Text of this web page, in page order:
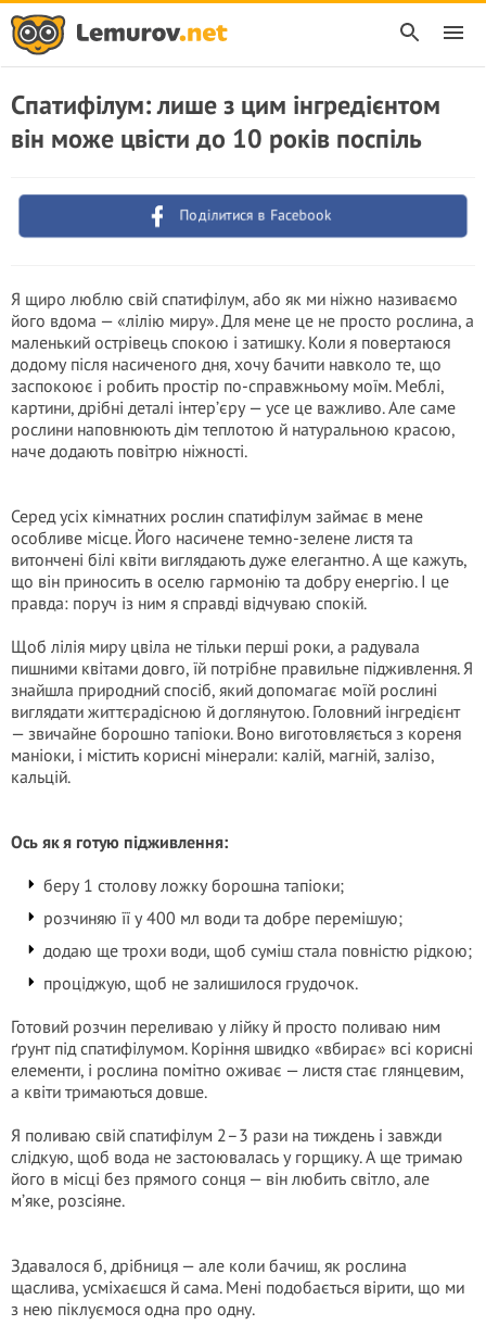
Спатифілум: лише з цим інгредієнтом
він може цвісти до 10 років поспіль
Поділитися в Facebook
Я щиро люблю свій спатифілум, або як ми ніжно називаємо
його вдома — «лілію миру». Для мене це не просто рослина, а
маленький острівець спокою і затишку. Коли я повертаюся
додому після насиченого дня, хочу бачити навколо те, що
заспокоює і робить простір по-справжньому моїм. Меблі,
картини, дрібні деталі інтер’єру — усе це важливо. Але саме
рослини наповнюють дім теплотою й натуральною красою,
наче додають повітрю ніжності.
Серед усіх кімнатних рослин спатифілум займає в мене
особливе місце. Його насичене темно-зелене листя та
витончені білі квіти виглядають дуже елегантно. А ще кажуть,
що він приносить в оселю гармонію та добру енергію. І це
правда: поруч із ним я справді відчуваю спокій.
Щоб лілія миру цвіла не тільки перші роки, а радувала
пишними квітами довго, їй потрібне правильне підживлення. Я
знайшла природний спосіб, який допомагає моїй рослині
виглядати життєрадісною й доглянутою. Головний інгредієнт
— звичайне борошно тапіоки. Воно виготовляється з кореня
маніоки, і містить корисні мінерали: калій, магній, залізо,
кальцій.
Ось як я готую підживлення:
беру 1 столову ложку борошна тапіоки;
розчиняю її у 400 мл води та добре перемішую;
додаю ще трохи води, щоб суміш стала повністю рідкою;
проціджую, щоб не залишилося грудочок.
Готовий розчин переливаю у лійку й просто поливаю ним
ґрунт під спатифілумом. Коріння швидко «вбирає» всі корисні
елементи, і рослина помітно оживає — листя стає глянцевим,
а квіти тримаються довше.
Я поливаю свій спатифілум 2–3 рази на тиждень і завжди
слідкую, щоб вода не застоювалась у горщику. А ще тримаю
його в місці без прямого сонця — він любить світло, але
м’яке, розсіяне.
Здавалося б, дрібниця — але коли бачиш, як рослина
щаслива, усміхаєшся й сама. Мені подобається вірити, що ми
з нею піклуємося одна про одну.